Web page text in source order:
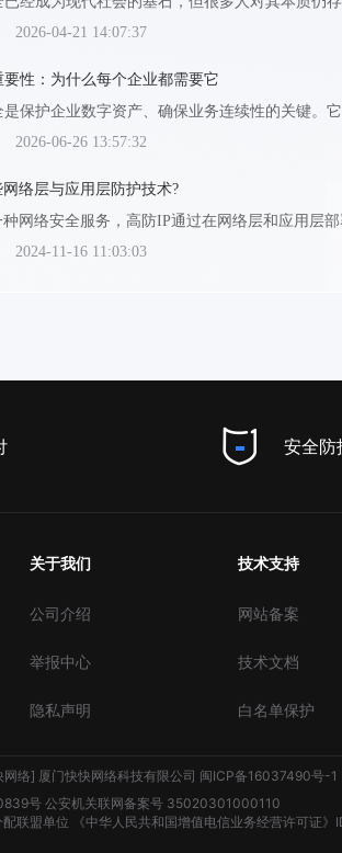
2026-04-21 14:07:37
要性：为什么每个企业都需要它
2026-06-26 13:57:32
络层与应用层防护技术?
2024-11-16 11:03:03
安全防
关于我们
公司介绍
举报中心
隐私声明
技术支持
网站备案
技术文档
白名单保护
络] 厦门快快网络科技有限公司 闽ICP备16037490号-1
号 公安机关联网备案号 35020301000110
联盟单位
《中华人民共和国增值电信业务经营许可证